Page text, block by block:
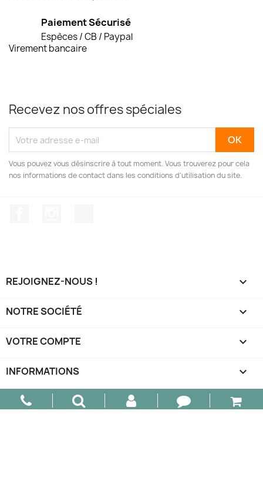
Paiement Sécurisé
Espèces / CB / Paypal
Virement bancaire
Recevez nos offres spéciales
Vous pouvez vous désinscrire à tout moment. Vous trouverez pour cela
nos informations de contact dans les conditions d'utilisation du site.
REJOIGNEZ-NOUS ! 
NOTRE SOCIÉTÉ 
VOTRE COMPTE 
INFORMATIONS keyboard_arrow_down
© 2026 - AM Design - Tous droits réservés.